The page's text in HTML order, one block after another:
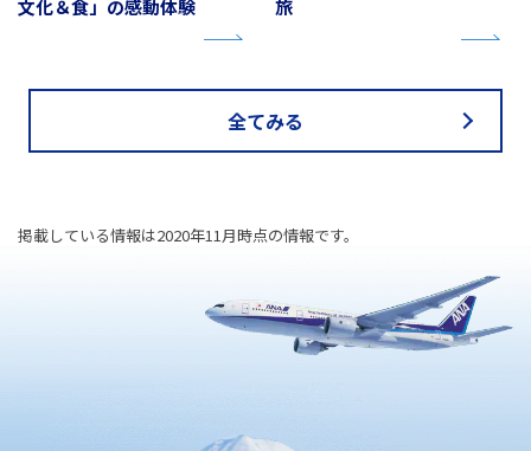
文化＆食」の感動体験
旅
全てみる
掲載している情報は2020年11月時点の情報です。